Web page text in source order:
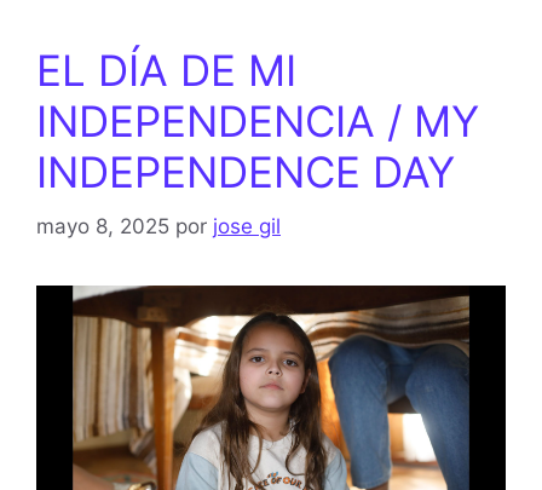
EL DÍA DE MI
INDEPENDENCIA / MY
INDEPENDENCE DAY
mayo 8, 2025 por jose gil